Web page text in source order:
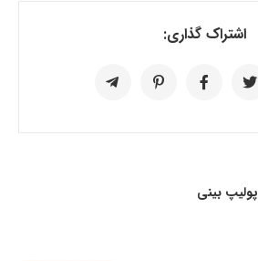
اشتراک گذاری:
پولیپ بینی